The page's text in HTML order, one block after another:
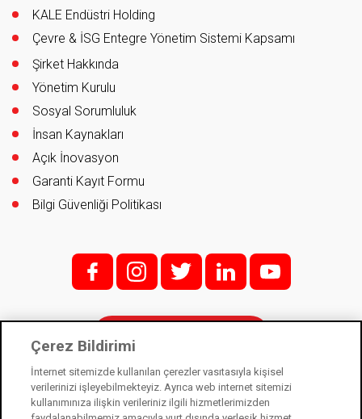
KALE Endüstri Holding
Çevre & İSG Entegre Yönetim Sistemi Kapsamı
Şirket Hakkında
Yönetim Kurulu
Sosyal Sorumluluk
İnsan Kaynakları
Açık İnovasyon
Garanti Kayıt Formu
Bilgi Güvenliği Politikası
f; i; t l y
Kale Kilit bir Kale Endüstri Holding kuruluşudur. © 2021
Çerez Bildirimi
İnternet sitemizde kullanılan çerezler vasıtasıyla kişisel
verilerinizi işleyebilmekteyiz. Ayrıca web internet sitemizi
kullanımınıza ilişkin verileriniz ilgili hizmetlerimizden